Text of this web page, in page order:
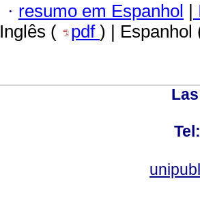
· resumo em Espanhol
Inglês ( pdf ) |